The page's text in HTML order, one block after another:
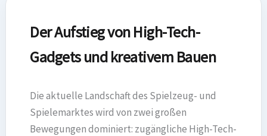
Der Aufstieg von High-Tech-
Gadgets und kreativem Bauen
Die aktuelle Landschaft des Spielzeug- und
Spielemarktes wird von zwei großen
Bewegungen dominiert: zugängliche High-Tech-